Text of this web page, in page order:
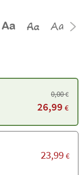
0,00€
26,99 €
23,99 €